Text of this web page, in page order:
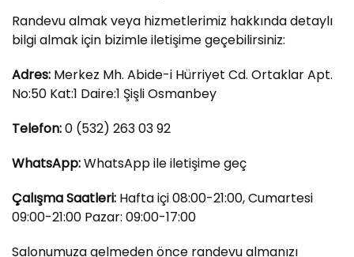
Randevu almak veya hizmetlerimiz hakkında detaylı
bilgi almak için bizimle iletişime geçebilirsiniz:
Adres: Merkez Mh. Abide-i Hürriyet Cd. Ortaklar Apt.
No:50 Kat:1 Daire:1 Şişli Osmanbey
Telefon:0 (532) 263 03 92
WhatsApp:WhatsApp ile iletişime geç
Çalışma Saatleri: Hafta içi 08:00-21:00, Cumartesi
09:00-21:00 Pazar: 09:00-17:00
Salonumuza gelmeden önce randevu almanızı